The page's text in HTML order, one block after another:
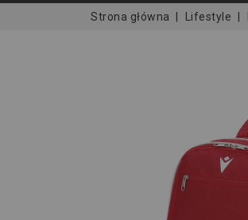
Strona główna Lifestyle